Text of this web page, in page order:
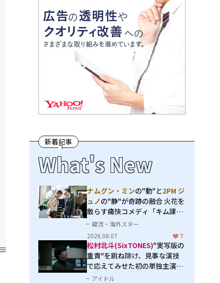
新着記事
What's New
ナムグン・ミンの"動"と2PM ジ
ュノの"静"が奇跡の融合 火花を
散らす痛快コメディ「キム課長
とソ理事～Bravo! Your Life
～」
韓流・海外スター
2026.08.07
7
松村北斗(SixTONES)"実写版の
重責"を跳ね除け、見事な演技
で応えてみせた初の単独主演映
画「秒速5センチメートル」
アイドル